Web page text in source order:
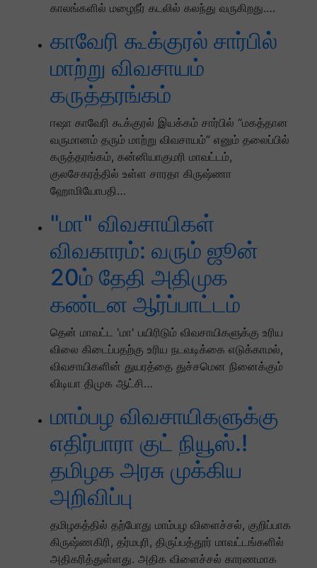
காலங்களில் மழைநீர் கடலில் கலந்து வருகிறது.…
காவேரி கூக்குரல் சார்பில்
மாற்று விவசாயம்
கருத்தரங்கம்
ஈஷா காவேரி கூக்குரல் இயக்கம் சார்பில் “மகத்தான
வருமானம் தரும் மாற்று விவசாயம்” எனும் தலைப்பில்
கருத்தரங்கம், கன்னியாகுமரி மாவட்டம்,
குலசேகரத்தில் உள்ள சாரதா கிருஷ்ணா
ஹோமியோபதி…
"மா" விவசாயிகள்
விவகாரம்: வரும் ஜூன்
20ம் தேதி அதிமுக
கண்டன ஆர்ப்பாட்டம்
தென் மாவட்ட 'மா' பயிரிடும் விவசாயிகளுக்கு உரிய
விலை கிடைப்பதற்கு உரிய நடவடிக்கை எடுக்காமல்,
விவசாயிகளின் துயரத்தை துச்சமென நினைக்கும்
விடியா திமுக ஆட்சி…
மாம்பழ விவசாயிகளுக்கு
எதிர்பாரா குட் நியூஸ்.!
தமிழக அரசு முக்கிய
அறிவிப்பு
தமிழகத்தில் தற்போது மாம்பழ விளைச்சல், குறிப்பாக
கிருஷ்ணகிரி, தர்மபுரி, திருப்பத்தூர் மாவட்டங்களில்
அதிகரித்துள்ளது. அதிக விளைச்சல் காரணமாக